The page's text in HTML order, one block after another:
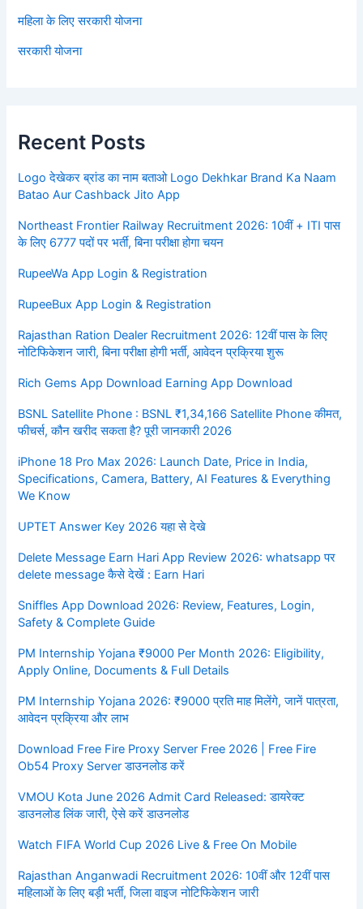
महिला के लिए सरकारी योजना
सरकारी योजना
Recent Posts
Logo देखेकर ब्रांड का नाम बताओ Logo Dekhkar Brand Ka Naam
Batao Aur Cashback Jito App
Northeast Frontier Railway Recruitment 2026: 10वीं + ITI पास
के लिए 6777 पदों पर भर्ती, बिना परीक्षा होगा चयन
RupeeWa App Login & Registration
RupeeBux App Login & Registration
Rajasthan Ration Dealer Recruitment 2026: 12वीं पास के लिए
नोटिफिकेशन जारी, बिना परीक्षा होगी भर्ती, आवेदन प्रक्रिया शुरू
Rich Gems App Download Earning App Download
BSNL Satellite Phone : BSNL ₹1,34,166 Satellite Phone कीमत,
फीचर्स, कौन खरीद सकता है? पूरी जानकारी 2026
iPhone 18 Pro Max 2026: Launch Date, Price in India,
Specifications, Camera, Battery, AI Features & Everything
We Know
UPTET Answer Key 2026 यहा से देखे
Delete Message Earn Hari App Review 2026: whatsapp पर
delete message कैसे देखें : Earn Hari
Sniffles App Download 2026: Review, Features, Login,
Safety & Complete Guide
PM Internship Yojana ₹9000 Per Month 2026: Eligibility,
Apply Online, Documents & Full Details
PM Internship Yojana 2026: ₹9000 प्रति माह मिलेंगे, जानें पात्रता,
आवेदन प्रक्रिया और लाभ
Download Free Fire Proxy Server Free 2026 | Free Fire
Ob54 Proxy Server डाउनलोड करें
VMOU Kota June 2026 Admit Card Released: डायरेक्ट
डाउनलोड लिंक जारी, ऐसे करें डाउनलोड
Watch FIFA World Cup 2026 Live & Free On Mobile
Rajasthan Anganwadi Recruitment 2026: 10वीं और 12वीं पास
महिलाओं के लिए बड़ी भर्ती, जिला वाइज नोटिफिकेशन जारी